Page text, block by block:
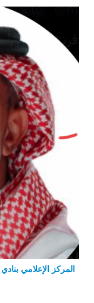
المركز الإعلامي